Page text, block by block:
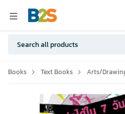
Books Text Books Arts/